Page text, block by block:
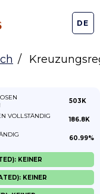
DE
503K
VOLLSTÄNDIG
186.8K
60.99%
KEINER
KEINER